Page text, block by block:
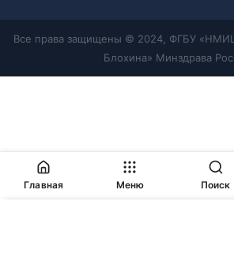
Все права защищены © 2024, ФГБУ
Блохина» Минздрава
Главная Меню Поиск